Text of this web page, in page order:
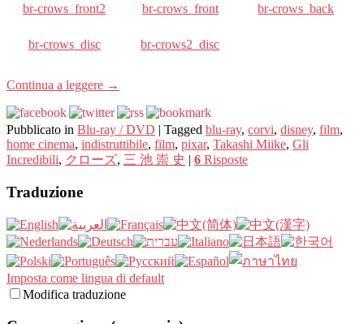
br-crows_front2 br-crows_front br-crows_back
br-crows_disc br-crows2_disc
Continua a leggere →
Pubblicato in Blu-ray / DVD | Tagged blu-ray, corvi, disney, film,
home cinema, indistruttibile, film, pixar, Takashi Miike, Gli
Incredibili, クローズ, 三 池 崇 史 | 6 Risposte
Traduzione
Imposta come lingua di default
Modifica traduzione